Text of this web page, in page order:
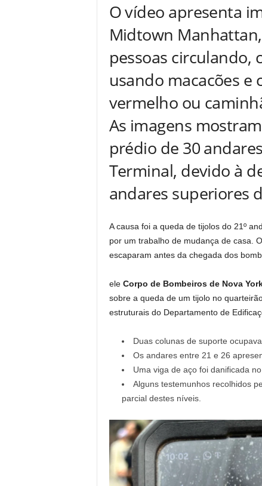
O vídeo apresenta
Midtown
pessoas circulando,
usando macacões e
vermelho ou
As imagens
prédio de 30
Terminal, devido à
andares superiores
A causa foi a queda de tijolos do 21º
por um trabalho de mudança de casa.
escaparam antes da chegada dos
ele Corpo de Bombeiros de Nova
sobre a queda de um tijolo no
estruturais do Departamento de
Duas colunas de suporte
Os andares entre 21 e 26
Uma viga de aço foi danificada no
Alguns testemunhos recolhidos
parcial destes níveis.